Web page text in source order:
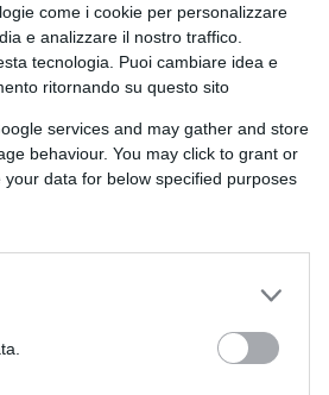
come i cookie per personalizzare
e analizzare il nostro traffico.
tecnologia. Puoi cambiare idea e
ritornando su questo sito
services and may gather and store
behaviour. You may click to grant or
data for below specified purposes
per primo
non dice